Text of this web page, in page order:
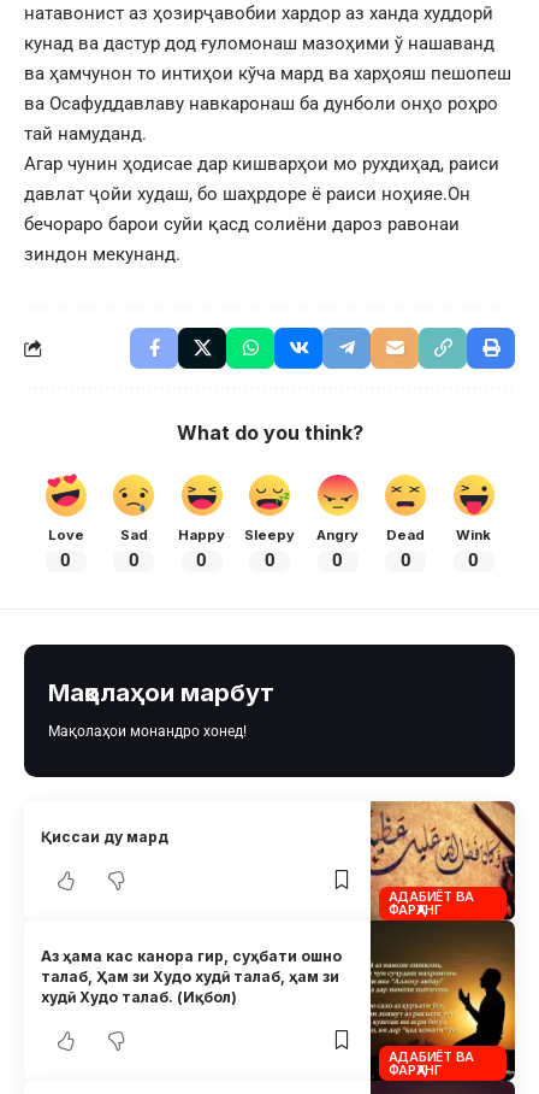
натавонист аз ҳозирҷавобии хардор аз ханда худдорӣ
кунад ва дастур дод ғуломонаш мазоҳими ў нашаванд
ва ҳамчунон то интиҳои кўча мард ва харҳояш пешопеш
ва Осафуддавлаву навкаронаш ба дунболи онҳо роҳро
тай намуданд.
Агар чунин ҳодисае дар кишварҳои мо рухдиҳад, раиси
давлат ҷойи худаш, бо шаҳрдоре ё раиси ноҳияе.Он
бечораро барои суйи қасд солиёни дароз равонаи
зиндон мекунанд.
What do you think?
Love
0
Sad
0
Happy
0
Sleepy
0
Angry
0
Dead
0
Wink
0
Мақолаҳои марбут
Мақолаҳои монандро хонед!
АДАБИЁТ ВА
ФАРҲАНГ
Қиссаи ду мард
АДАБИЁТ ВА
ФАРҲАНГ
Аз ҳама кас канора гир, суҳбати ошно
талаб, Ҳам зи Худо худӣ талаб, ҳам зи
худӣ Худо талаб. (Иқбол)